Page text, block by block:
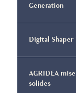
Generation
Digital
AGRIDEA
solides